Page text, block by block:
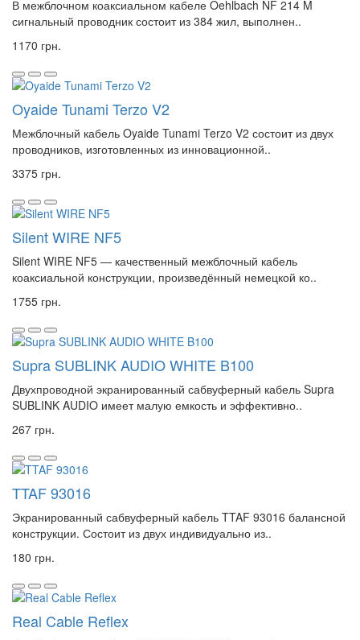
В межблочном коаксиальном кабеле Oehlbach NF 214 M
сигнальный проводник состоит из 384 жил, выполнен..
1170 грн.
Oyaide Tunami Terzo V2
Межблочный кабель Oyaide Tunami Terzo V2 состоит из двух
проводников, изготовленных из инновационной..
3375 грн.
Silent WIRE NF5
Silent WIRE NF5 — качественный межблочный кабель
коаксиальной конструкции, произведённый немецкой ко..
1755 грн.
Supra SUBLINK AUDIO WHITE B100
Двухпроводной экранированный сабвуферный кабель Supra
SUBLINK AUDIO имеет малую емкость и эффективно..
267 грн.
TTAF 93016
Экранированный сабвуферный кабель TTAF 93016 балансной
конструкции. Состоит из двух индивидуально из..
180 грн.
Real Cable Reflex